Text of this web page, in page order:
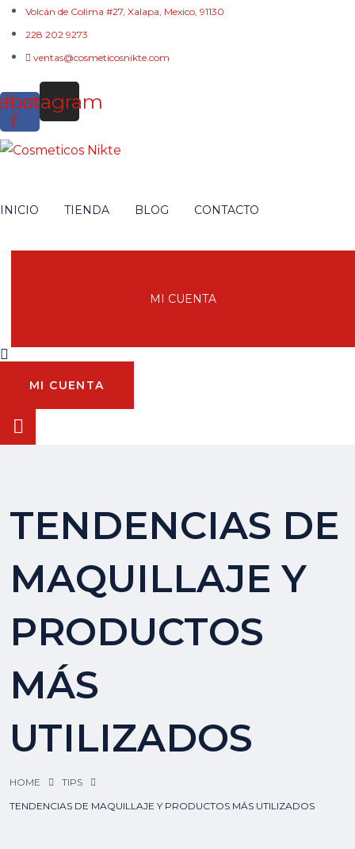
Volcán de Colima #27, Xalapa, Mexico, 91130
228 202 9273
ventas@cosmeticosnikte.com
f
Instagram
INICIO TIENDA BLOG CONTACTO
MI CUENTA
MI CUENTA
TENDENCIAS DE
MAQUILLAJE Y
PRODUCTOS
MÁS
UTILIZADOS
HOME
TIPS
TENDENCIAS DE MAQUILLAJE Y PRODUCTOS MÁS UTILIZADOS